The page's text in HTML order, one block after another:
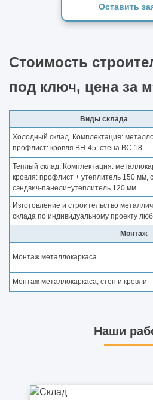
Оставить
Стоимость
под ключ, цена за м
Виды склада
Холодный склад. Комплектация:
профлист: кровля ВН-45, стена ВС-18
Теплый склад. Комплектация:
кровля: профлист + утеплитель 150 мм,
сэндвич-панели+утеплитель 120 мм
Изготовление и строительство
склада по индивидуальному проекту
Монтаж
Монтаж металлокаркаса
Монтаж металлокаркаса, стен и кровли
Наши